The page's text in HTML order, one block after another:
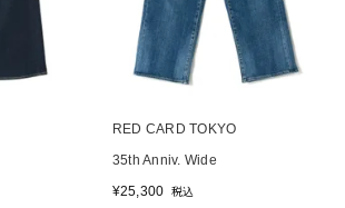
RED CARD TOKYO
35th Anniv. Wide
¥25,300 税込